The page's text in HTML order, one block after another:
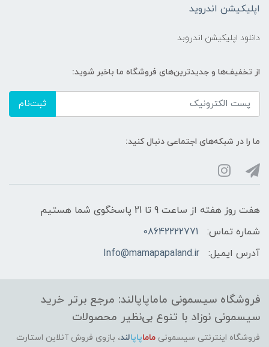
اپلیکیشن اندروید
دانلود اپلیکیشن اندروبد
از تخفیف‌ها و جدیدترین‌های فروشگاه ما باخبر شوید:
ثبت‌نام
ما را در شبکه‌های اجتماعی دنبال کنید:
هفت روز هفته از ساعت 9 تا 21 پاسخگوی شما هستیم
شماره تماس:
08642222771
آدرس ایمیل:
Info@mamapapaland.ir
فروشگاه سیسمونی ماماپاپالند: مرجع برتر خرید
سیسمونی نوزاد با تنوع بی‌نظیر محصولات
فروشگاه اینترنتی سیسمونی ماماپاپالند، بازوی فروش آنلاین استارت